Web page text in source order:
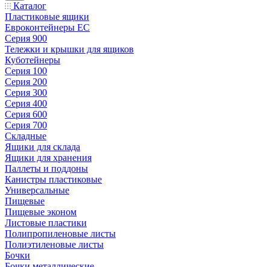
Каталог
Пластиковые ящики
Евроконтейнеры ЕС
Серия 900
Тележки и крышки для ящиков
Куботейнеры
Серия 100
Серия 200
Серия 300
Серия 400
Серия 600
Серия 700
Складные
Ящики для склада
Ящики для хранения
Паллеты и поддоны
Канистры пластиковые
Универсальные
Пищевые
Пищевые эконом
Листовые пластики
Полипропиленовые листы
Полиэтиленовые листы
Бочки